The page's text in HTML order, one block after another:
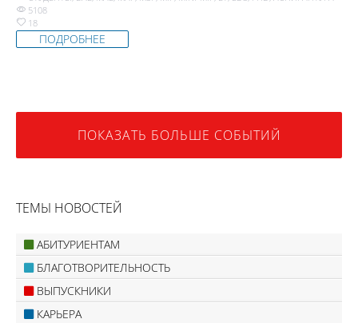
5108
18
ПОДРОБНЕЕ
ПОКАЗАТЬ БОЛЬШЕ СОБЫТИЙ
ТЕМЫ НОВОСТЕЙ
АБИТУРИЕНТАМ
БЛАГОТВОРИТЕЛЬНОСТЬ
ВЫПУСКНИКИ
КАРЬЕРА